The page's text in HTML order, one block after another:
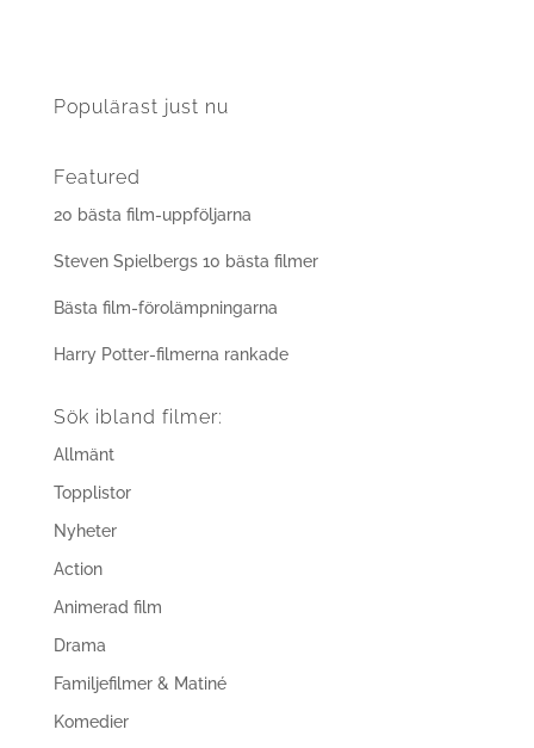
Populärast just nu
Featured
20 bästa film-uppföljarna
Steven Spielbergs 10 bästa filmer
Bästa film-förolämpningarna
Harry Potter-filmerna rankade
Sök ibland filmer:
Allmänt
Topplistor
Nyheter
Action
Animerad film
Drama
Familjefilmer & Matiné
Komedier